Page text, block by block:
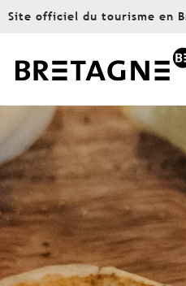
Aller
principal
Site officiel du tourisme en